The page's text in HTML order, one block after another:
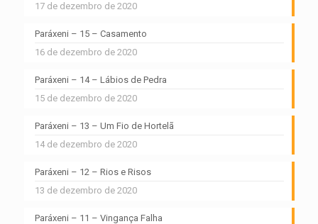
17 de dezembro de 2020
Paráxeni – 15 – Casamento
16 de dezembro de 2020
Paráxeni – 14 – Lábios de Pedra
15 de dezembro de 2020
Paráxeni – 13 – Um Fio de Hortelã
14 de dezembro de 2020
Paráxeni – 12 – Rios e Risos
13 de dezembro de 2020
Paráxeni – 11 – Vingança Falha